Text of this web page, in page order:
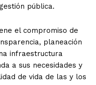
pública.
el compromiso de
planeación
infraestructura
a sus necesidades y
de vida de las y los